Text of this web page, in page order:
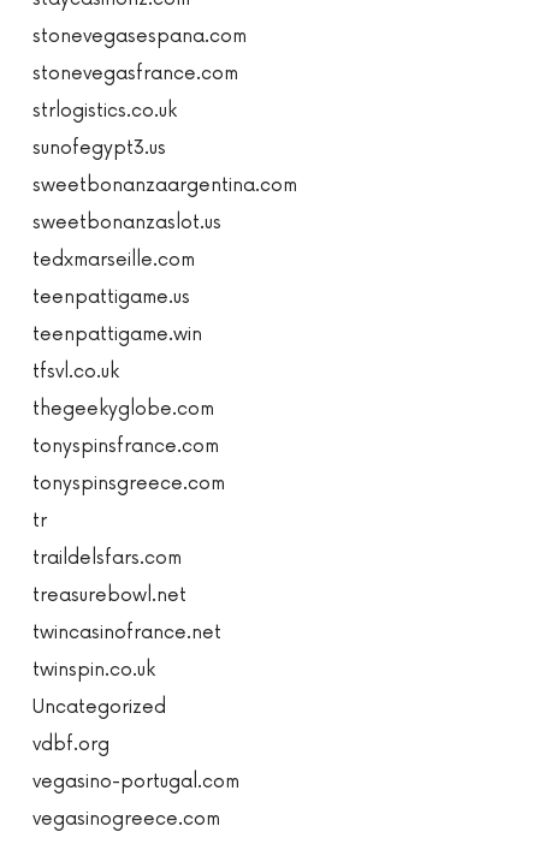
stonevegasespana.com
stonevegasfrance.com
strlogistics.co.uk
sunofegypt3.us
sweetbonanzaargentina.com
sweetbonanzaslot.us
tedxmarseille.com
teenpattigame.us
teenpattigame.win
tfsvl.co.uk
thegeekyglobe.com
tonyspinsfrance.com
tonyspinsgreece.com
tr
traildelsfars.com
treasurebowl.net
twincasinofrance.net
twinspin.co.uk
Uncategorized
vdbf.org
vegasino-portugal.com
vegasinogreece.com